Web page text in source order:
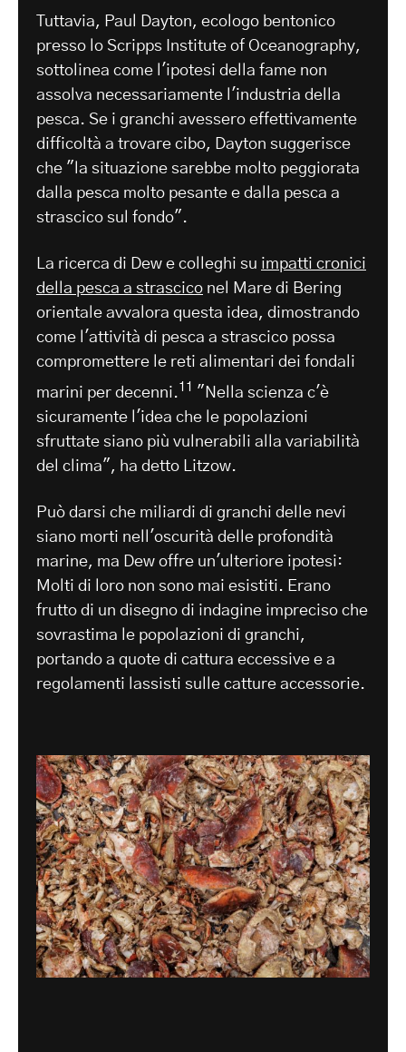
Tuttavia, Paul Dayton, ecologo bentonico
presso lo Scripps Institute of Oceanography,
sottolinea come l'ipotesi della fame non
assolva necessariamente l'industria della
pesca. Se i granchi avessero effettivamente
difficoltà a trovare cibo, Dayton suggerisce
che "la situazione sarebbe molto peggiorata
dalla pesca molto pesante e dalla pesca a
strascico sul fondo".
La ricerca di Dew e colleghi su impatti cronici
della pesca a strascico nel Mare di Bering
orientale avvalora questa idea, dimostrando
come l'attività di pesca a strascico possa
compromettere le reti alimentari dei fondali
marini per decenni.11 "Nella scienza c'è
sicuramente l'idea che le popolazioni
sfruttate siano più vulnerabili alla variabilità
del clima", ha detto Litzow.
Può darsi che miliardi di granchi delle nevi
siano morti nell'oscurità delle profondità
marine, ma Dew offre un'ulteriore ipotesi:
Molti di loro non sono mai esistiti. Erano
frutto di un disegno di indagine impreciso che
sovrastima le popolazioni di granchi,
portando a quote di cattura eccessive e a
regolamenti lassisti sulle catture accessorie.